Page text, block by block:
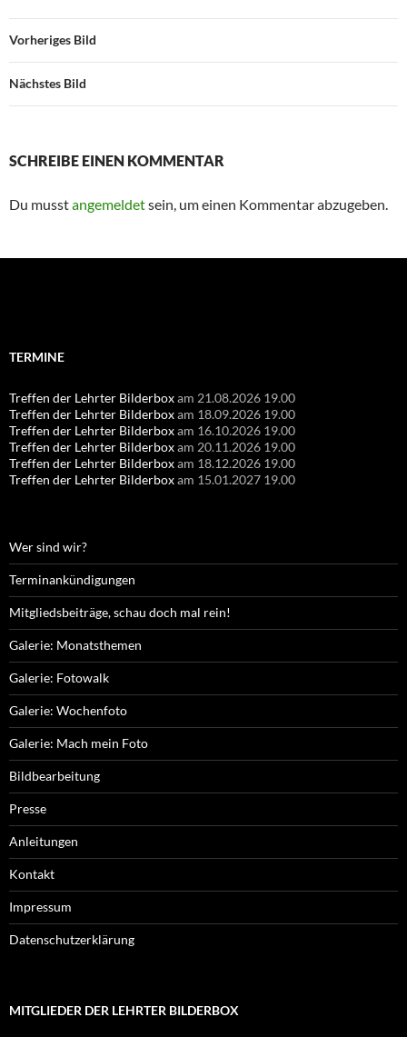
Vorheriges Bild
Nächstes Bild
SCHREIBE EINEN KOMMENTAR
Du musstangemeldetsein, um einen Kommentar abzugeben.
TERMINE
Treffen der Lehrter Bilderboxam 21.08.2026 19.00
Treffen der Lehrter Bilderboxam 18.09.2026 19.00
Treffen der Lehrter Bilderboxam 16.10.2026 19.00
Treffen der Lehrter Bilderboxam 20.11.2026 19.00
Treffen der Lehrter Bilderboxam 18.12.2026 19.00
Treffen der Lehrter Bilderboxam 15.01.2027 19.00
Wer sind wir?
Terminankündigungen
Mitgliedsbeiträge, schau doch mal rein!
Galerie: Monatsthemen
Galerie: Fotowalk
Galerie: Wochenfoto
Galerie: Mach mein Foto
Bildbearbeitung
Presse
Anleitungen
Kontakt
Impressum
Datenschutzerklärung
MITGLIEDER DER LEHRTER BILDERBOX